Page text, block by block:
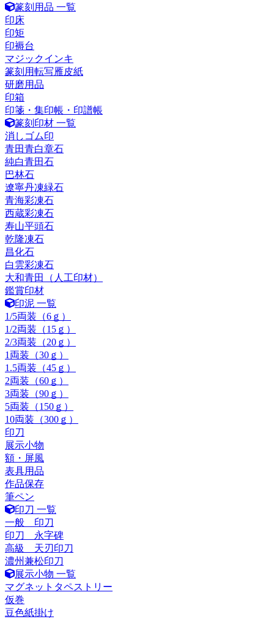
篆刻用品 一覧
印床
印矩
印褥台
マジックインキ
篆刻用転写雁皮紙
研磨用品
印箱
印箋・集印帳・印譜帳
篆刻印材 一覧
消しゴム印
青田青白章石
純白青田石
巴林石
遼寧丹凍緑石
青海彩凍石
西蔵彩凍石
寿山平頭石
乾隆凍石
昌化石
白雲彩凍石
大和青田（人工印材）
鑑賞印材
印泥 一覧
1/5両装（6ｇ）
1/2両装（15ｇ）
2/3両装（20ｇ）
1両装（30ｇ）
1.5両装（45ｇ）
2両装（60ｇ）
3両装（90ｇ）
5両装（150ｇ）
10両装（300ｇ）
印刀
展示小物
額・屏風
表具用品
作品保存
筆ペン
印刀 一覧
一般 印刀
印刀 永字碑
高級 天刃印刀
濃州兼松印刀
展示小物 一覧
マグネットタペストリー
仮巻
豆色紙掛け